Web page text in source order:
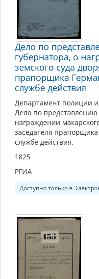
Дело по
губернатора, о
земского суда
прапорщика
службе действия
Департамент полиции
Дело по представлению
награждении
заседателя
службе действия.
1825
РГИА
Доступно только в